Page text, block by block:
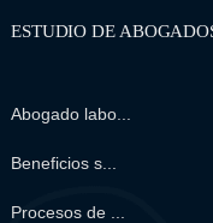
ESTUDIO DE
Abogado labo...
Beneficios s...
Procesos de ...